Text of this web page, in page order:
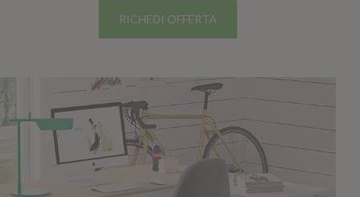
RICHEDI OFFERTA